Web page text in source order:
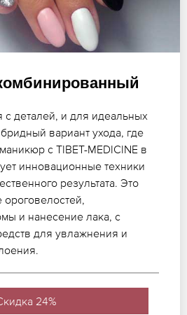
с деталей, и для идеальных
вариант ухода, где
с TIBET-MEDICINE в
инновационные техники
результата. Это
и нанесение лака, с
для увлажнения и
24%